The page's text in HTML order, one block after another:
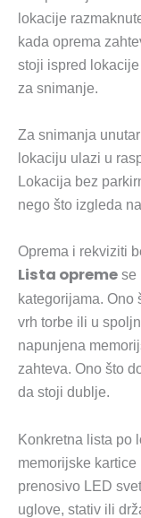
lokacije
kada oprema
stoji ispred
za snimanje.
Za snimanja
lokaciju ulazi u
Lokacija bez
nego što izgleda
Oprema i rekviziti
Lista opreme se
kategorijama. Ono
vrh torbe ili u
napunjena
zahteva. Ono što
da stoji dublje.
Konkretna lista po
memorijske
prenosivo LED
uglove, stativ ili